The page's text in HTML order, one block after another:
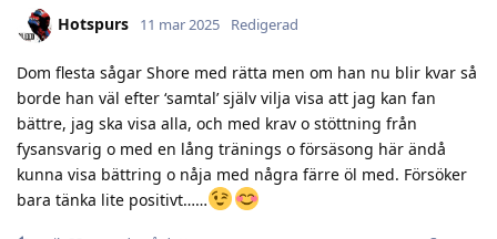
Hotspurs 11 mar 2025 Redigerad
Dom flesta sågar Shore med rätta men om han nu blir kvar så
borde han väl efter ‘samtal’ själv vilja visa att jag kan fan
bättre, jag ska visa alla, och med krav o stöttning från
fysansvarig o med en lång tränings o försäsong här ändå
kunna visa bättring o nåja med några färre öl med. Försöker
bara tänka lite positivt……